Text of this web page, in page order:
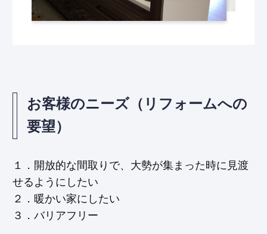
お客様のニーズ（リフォームへの
要望）
１．開放的な間取りで、大勢が集まった時に見渡
せるようにしたい
２．暖かい家にしたい
３．バリアフリー